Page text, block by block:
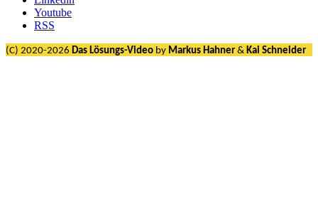
Youtube
RSS
(C) 2020-2026 Das Lösungs-Video by Markus Hahner & Kai Schneider